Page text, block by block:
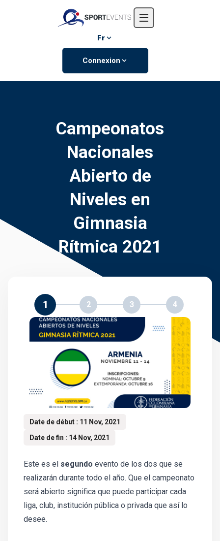
L'entreprise
Événements
Fr
Connexion
Campeonatos
Nacionales
Abierto de
Niveles en
Gimnasia
Rítmica 2021
1 2 3 4
Date de début : 11 Nov, 2021
Date de fin : 14 Nov, 2021
Este es el segundo evento de los dos que se
realizarán durante todo el año. Que el campeonato
será abierto significa que puede participar cada
liga, club, institución pública o privada que así lo
desee.